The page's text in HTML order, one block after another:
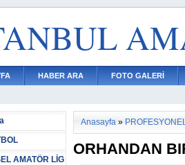
HABER ARA FOTO GALERİ
AMATÖR LİG
Anasayfa »
ORHANDAN